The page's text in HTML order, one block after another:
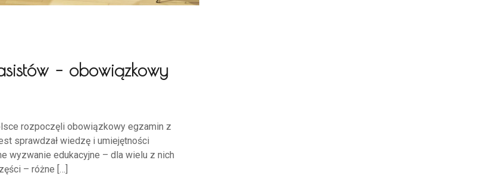
– obowiązkowy
rozpoczęli obowiązkowy egzamin z
sprawdzał wiedzę i umiejętności
wyzwanie edukacyjne – dla wielu z nich
– różne […]